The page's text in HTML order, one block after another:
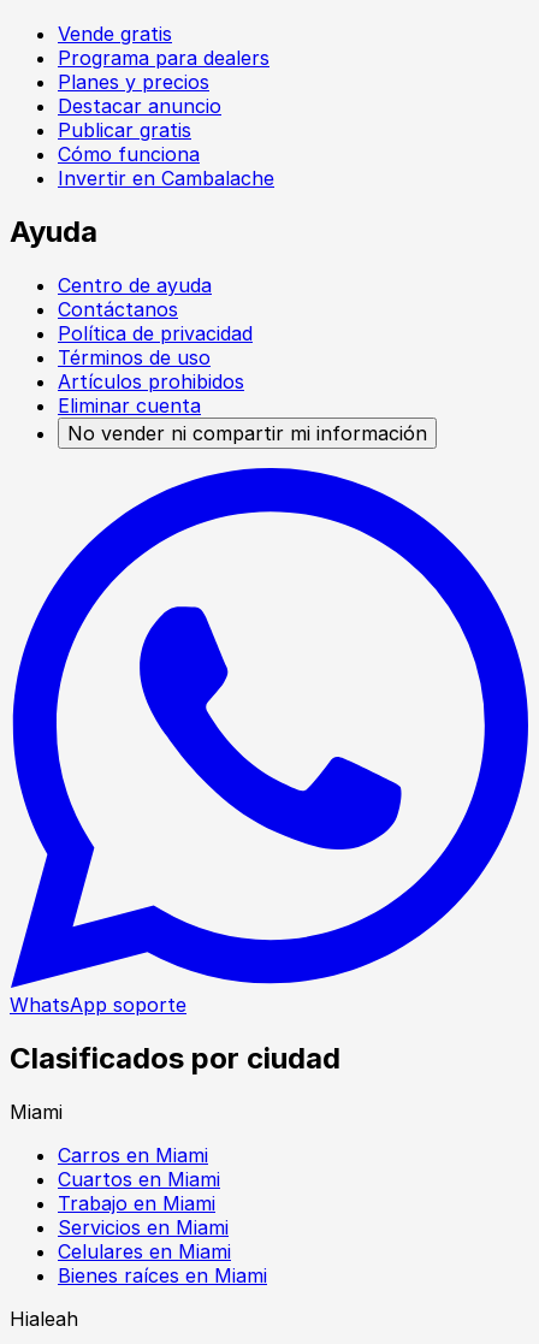
Vende gratis
Programa para dealers
Planes y precios
Destacar anuncio
Publicar gratis
Cómo funciona
Invertir en Cambalache
Ayuda
Centro de ayuda
Contáctanos
Política de privacidad
Términos de uso
Artículos prohibidos
Eliminar cuenta
No vender ni compartir mi información
WhatsApp soporte
Clasificados por ciudad
Miami
Carros en Miami
Cuartos en Miami
Trabajo en Miami
Servicios en Miami
Celulares en Miami
Bienes raíces en Miami
Hialeah